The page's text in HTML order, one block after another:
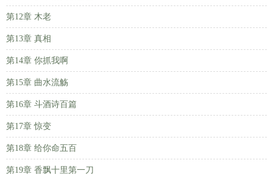
第12章 木老
第13章 真相
第14章 你抓我啊
第15章 曲水流觞
第16章 斗酒诗百篇
第17章 惊变
第18章 给你命五百
第19章 香飘十里第一刀